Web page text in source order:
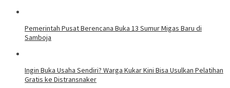
Pemerintah Pusat Berencana Buka 13 Sumur Migas Baru di
Samboja
Ingin Buka Usaha Sendiri? Warga Kukar Kini Bisa Usulkan Pelatihan
Gratis ke Distransnaker